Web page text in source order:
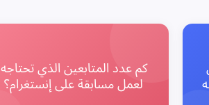
كم عدد المتابعين الذي تحتاجه
لعمل مسابقة على إنستغرام؟